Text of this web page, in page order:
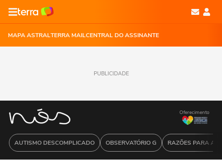
MAPA ASTRALTERRA MAILCENTRAL DO ASSINANTE
PUBLICIDADE
AUTISMO DESCOMPLICADO OBSERVATÓRIO G RAZÕES PARA
Oferecimento